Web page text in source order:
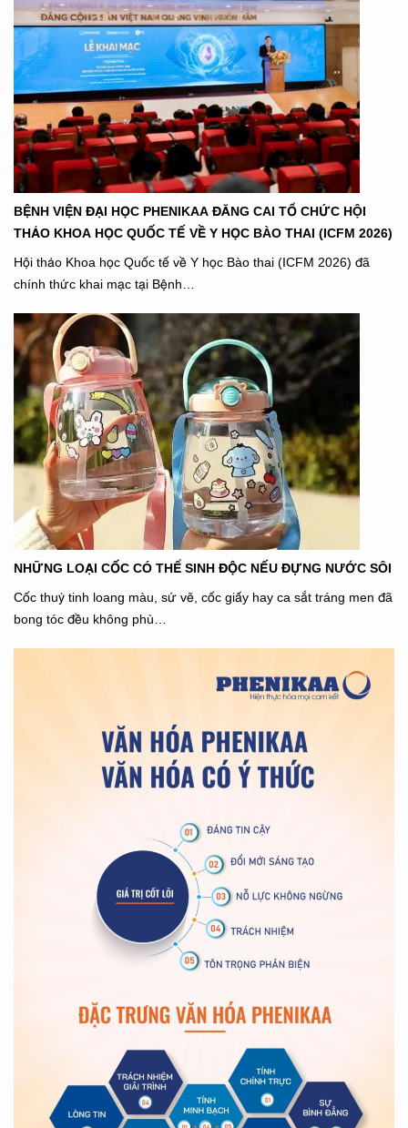
BỆNH VIỆN ĐẠI HỌC PHENIKAA ĐĂNG CAI TỔ CHỨC HỘI
THẢO KHOA HỌC QUỐC TẾ VỀ Y HỌC BÀO THAI (ICFM 2026)
Hội thảo Khoa học Quốc tế về Y học Bào thai (ICFM 2026) đã
chính thức khai mạc tại Bệnh…
NHỮNG LOẠI CỐC CÓ THỂ SINH ĐỘC NẾU ĐỰNG NƯỚC SÔI
Cốc thuỷ tinh loang màu, sứ vẽ, cốc giấy hay ca sắt tráng men đã
bong tóc đều không phù…